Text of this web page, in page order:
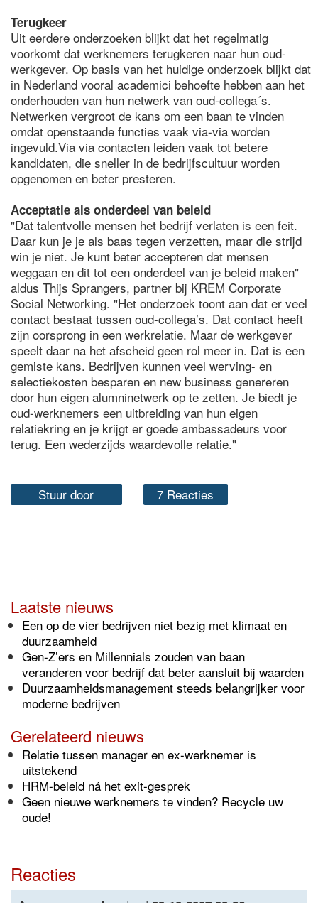
Terugkeer
Uit eerdere onderzoeken blijkt dat het regelmatig
voorkomt dat werknemers terugkeren naar hun oud-
werkgever. Op basis van het huidige onderzoek blijkt dat
in Nederland vooral academici behoefte hebben aan het
onderhouden van hun netwerk van oud-collega´s.
Netwerken vergroot de kans om een baan te vinden
omdat openstaande functies vaak via-via worden
ingevuld.Via via contacten leiden vaak tot betere
kandidaten, die sneller in de bedrijfscultuur worden
opgenomen en beter presteren.
Acceptatie als onderdeel van beleid
"Dat talentvolle mensen het bedrijf verlaten is een feit.
Daar kun je je als baas tegen verzetten, maar die strijd
win je niet. Je kunt beter accepteren dat mensen
weggaan en dit tot een onderdeel van je beleid maken"
aldus Thijs Sprangers, partner bij KREM Corporate
Social Networking. "Het onderzoek toont aan dat er veel
contact bestaat tussen oud-collega’s. Dat contact heeft
zijn oorsprong in een werkrelatie. Maar de werkgever
speelt daar na het afscheid geen rol meer in. Dat is een
gemiste kans. Bedrijven kunnen veel werving- en
selectiekosten besparen en new business genereren
door hun eigen alumninetwerk op te zetten. Je biedt je
oud-werknemers een uitbreiding van hun eigen
relatiekring en je krijgt er goede ambassadeurs voor
terug. Een wederzijds waardevolle relatie."
Stuur door 7 Reacties
Laatste nieuws
Een op de vier bedrijven niet bezig met klimaat en
duurzaamheid
Gen-Z’ers en Millennials zouden van baan
veranderen voor bedrijf dat beter aansluit bij waarden
Duurzaamheidsmanagement steeds belangrijker voor
moderne bedrijven
Gerelateerd nieuws
Relatie tussen manager en ex-werknemer is
uitstekend
HRM-beleid ná het exit-gesprek
Geen nieuwe werknemers te vinden? Recycle uw
oude!
Reacties